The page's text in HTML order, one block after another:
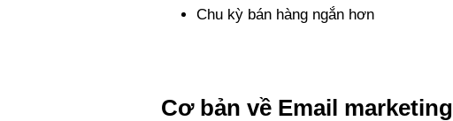
Chu kỳ bán hàng ngắn hơn
Cơ bản về Email marketing